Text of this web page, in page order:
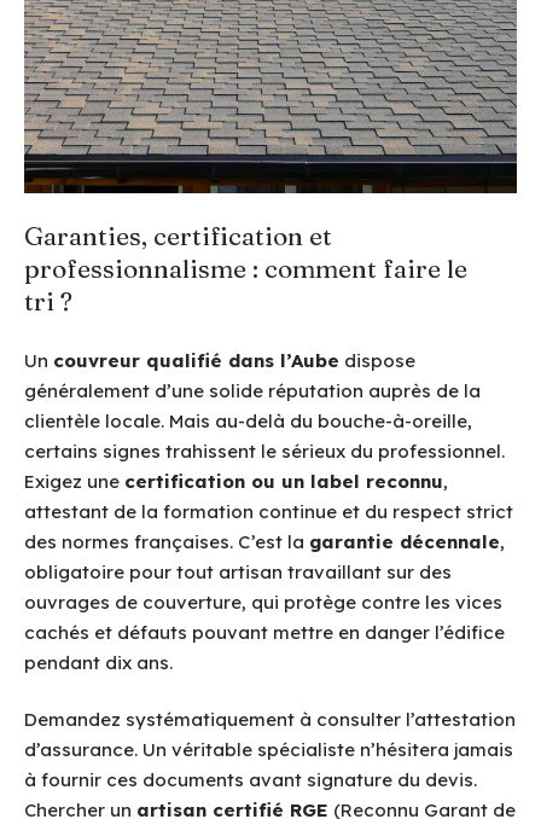
Garanties, certification et
professionnalisme : comment faire le
tri ?
Un couvreur qualifié dans l’Aube dispose
généralement d’une solide réputation auprès de la
clientèle locale. Mais au-delà du bouche-à-oreille,
certains signes trahissent le sérieux du professionnel.
Exigez une certification ou un label reconnu,
attestant de la formation continue et du respect strict
des normes françaises. C’est la garantie décennale,
obligatoire pour tout artisan travaillant sur des
ouvrages de couverture, qui protège contre les vices
cachés et défauts pouvant mettre en danger l’édifice
pendant dix ans.
Demandez systématiquement à consulter l’attestation
d’assurance. Un véritable spécialiste n’hésitera jamais
à fournir ces documents avant signature du devis.
Chercher un artisan certifié RGE (Reconnu Garant de